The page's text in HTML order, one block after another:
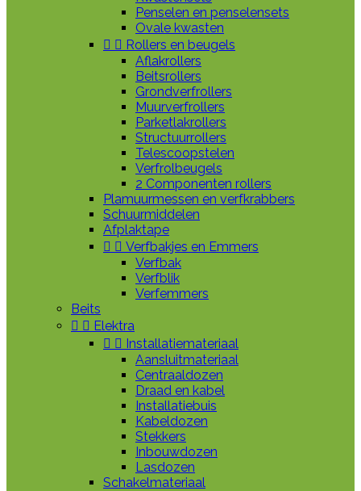
Penselen en penselensets
Ovale kwasten
  Rollers en beugels
Aflakrollers
Beitsrollers
Grondverfrollers
Muurverfrollers
Parketlakrollers
Structuurrollers
Telescoopstelen
Verfrolbeugels
2 Componenten rollers
Plamuurmessen en verfkrabbers
Schuurmiddelen
Afplaktape
  Verfbakjes en Emmers
Verfbak
Verfblik
Verfemmers
Beits
  Elektra
  Installatiemateriaal
Aansluitmateriaal
Centraaldozen
Draad en kabel
Installatiebuis
Kabeldozen
Stekkers
Inbouwdozen
Lasdozen
Schakelmateriaal